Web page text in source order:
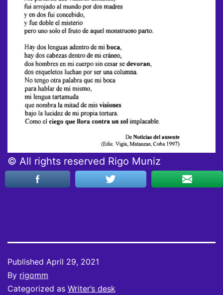
© All rights reserved Rigo Muniz
Published April 29, 2021
By rigomm
Categorized as Writer’s desk